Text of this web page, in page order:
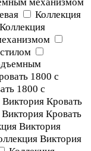
механизмом
Коллекция
Коллекция
1800 с
1800 с
Кровать
Кровать
Виктория
Виктория